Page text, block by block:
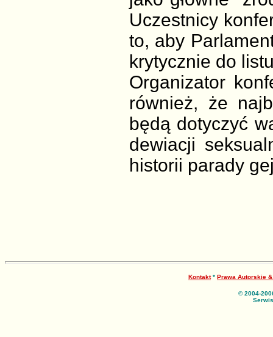
Uczestnicy
to, aby
krytycznie do
Organizator
również, że
będą dotyczyć
dewiacji
historii parady
Kontakt* Prawa Autorskie &
© 2004-